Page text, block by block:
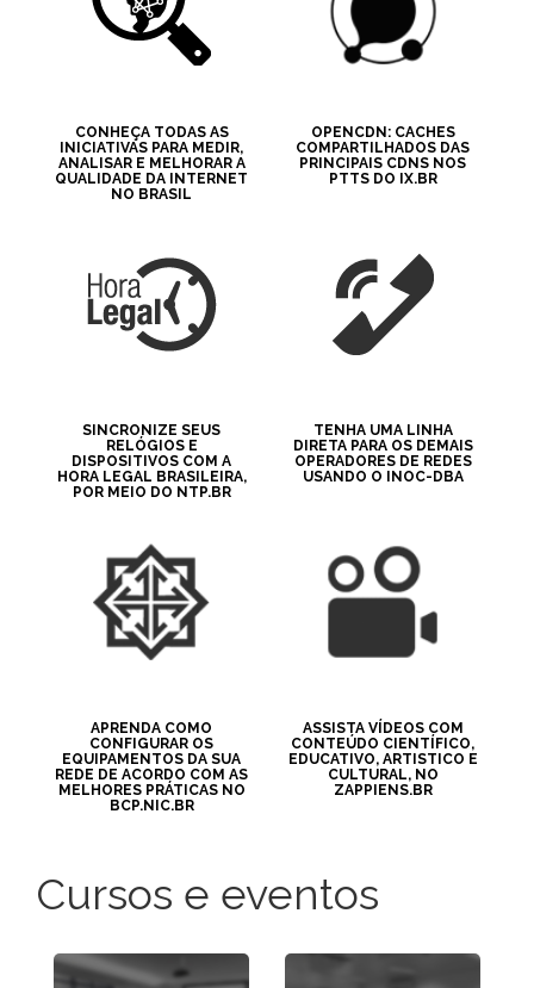
CONHEÇA TODAS AS
INICIATIVAS PARA MEDIR,
ANALISAR E MELHORAR A
QUALIDADE DA INTERNET
NO BRASIL
OPENCDN: CACHES
COMPARTILHADOS DAS
PRINCIPAIS CDNS NOS
PTTS DO IX.BR
SINCRONIZE SEUS
RELÓGIOS E
DISPOSITIVOS COM A
HORA LEGAL BRASILEIRA,
POR MEIO DO NTP.BR
TENHA UMA LINHA
DIRETA PARA OS DEMAIS
OPERADORES DE REDES
USANDO O INOC-DBA
APRENDA COMO
CONFIGURAR OS
EQUIPAMENTOS DA SUA
REDE DE ACORDO COM AS
MELHORES PRÁTICAS NO
BCP.NIC.BR
ASSISTA VÍDEOS COM
CONTEÚDO CIENTÍFICO,
EDUCATIVO, ARTISTICO E
CULTURAL, NO
ZAPPIENS.BR
Cursos e eventos